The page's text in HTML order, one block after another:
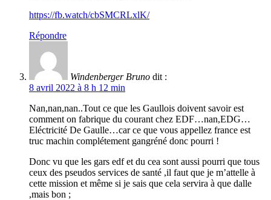
https://fb.watch/cbSMCRLxlK/
Répondre
Windenberger Bruno dit :
8 avril 2022 à 8 h 12 min
Nan,nan,nan..Tout ce que les Gaullois doivent savoir est
comment on fabrique du courant chez EDF…nan,EDG…
Eléctricité De Gaulle…car ce que vous appellez france est
truc machin complétement gangréné donc pourri !
Donc vu que les gars edf et du cea sont aussi pourri que tous
ceux des pseudos services de santé ,il faut que je m’attelle à
cette mission et même si je sais que cela servira à que dalle
,mais bon ;